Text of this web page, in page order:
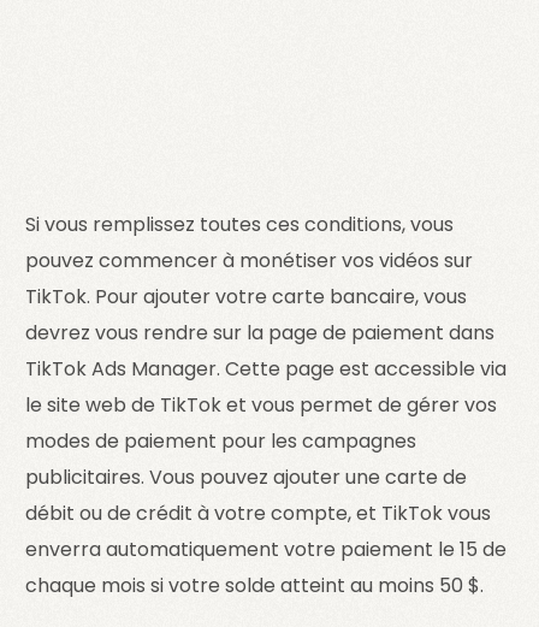
Si vous remplissez toutes ces conditions, vous
pouvez commencer à monétiser vos vidéos sur
TikTok. Pour ajouter votre carte bancaire, vous
devrez vous rendre sur la page de paiement dans
TikTok Ads Manager. Cette page est accessible via
le site web de TikTok et vous permet de gérer vos
modes de paiement pour les campagnes
publicitaires. Vous pouvez ajouter une carte de
débit ou de crédit à votre compte, et TikTok vous
enverra automatiquement votre paiement le 15 de
chaque mois si votre solde atteint au moins 50 $.